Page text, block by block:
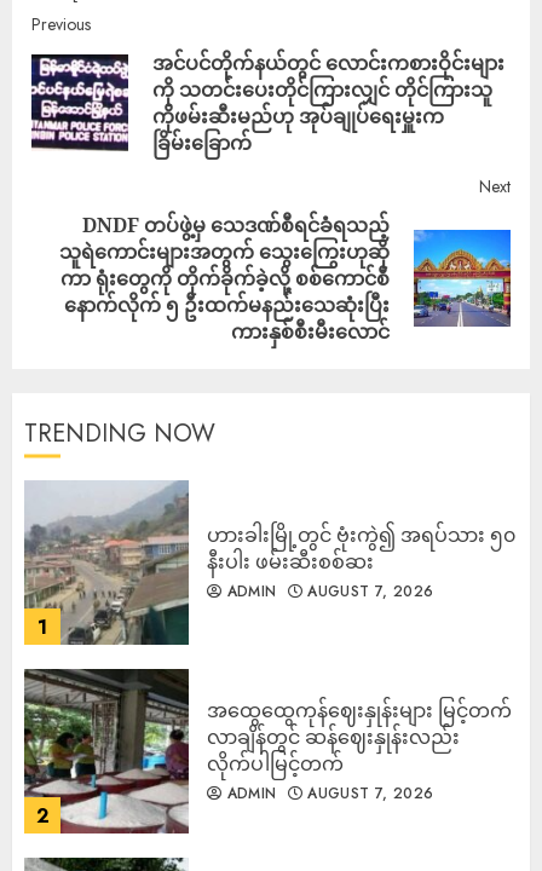
Previous
အင်ပင်တိုက်နယ်တွင် လောင်းကစားဝိုင်းများ
ကို သတင်းပေးတိုင်ကြားလျှင် တိုင်ကြားသူ
ကိုဖမ်းဆီးမည်ဟု အုပ်ချုပ်ရေးမှူးက
ခြိမ်းခြောက်
Next
DNDF တပ်ဖွဲ့မှ သေဒဏ်စီရင်ခံရသည့်
သူရဲကောင်းများအတွက် သွေးကြွေးဟုဆို
ကာ ရုံးတွေကို တိုက်ခိုက်ခဲ့လို့ စစ်ကောင်စီ
နောက်လိုက် ၅ ဦးထက်မနည်းသေဆုံးပြီး
ကားနှစ်စီးမီးလောင်
TRENDING NOW
1
ဟားခါးမြို့တွင် ဗုံးကွဲ၍ အရပ်သား ၅၀
နီးပါး ဖမ်းဆီးစစ်ဆး
ADMIN AUGUST 7, 2026
2
အထွေထွေကုန်ဈေးနှုန်းများ မြင့်တက်
လာချိန်တွင် ဆန်ဈေးနှုန်းလည်း
လိုက်ပါမြင့်တက်
ADMIN AUGUST 7, 2026